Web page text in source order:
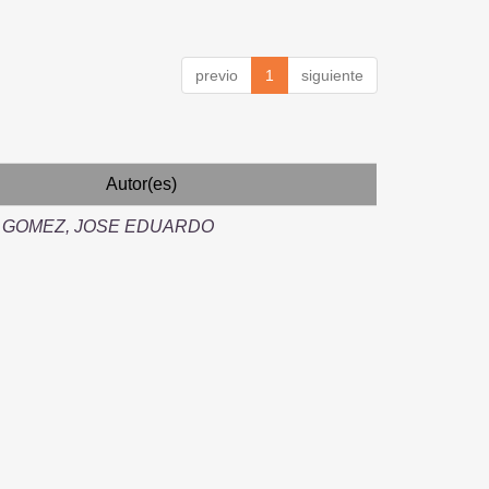
previo 1 siguiente
Autor(es)
JOSE EDUARDO